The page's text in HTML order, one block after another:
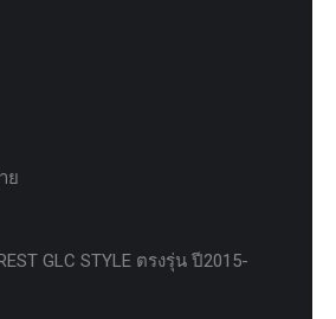
ย
GLC STYLE ตรงรุ่น ปี2015-